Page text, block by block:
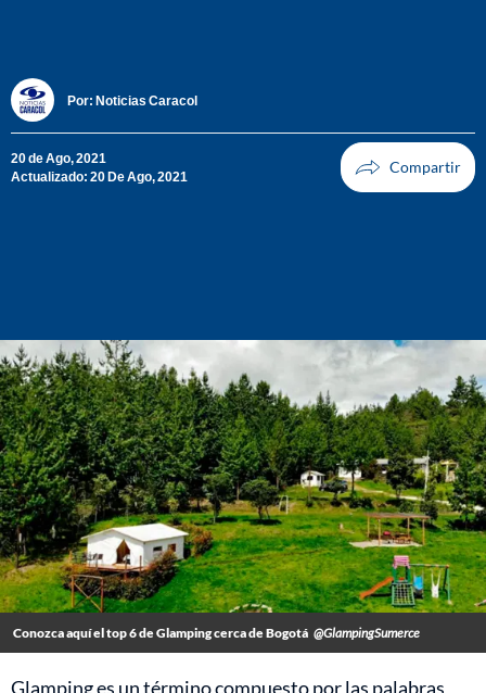
Por: Noticias Caracol
20 de Ago, 2021
Actualizado: 20 De Ago, 2021
Conozca aquí el top 6 de Glamping cerca de Bogotá @GlampingSumerce
Glamping es un término compuesto por las palabras